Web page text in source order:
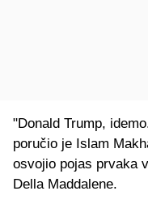
"Donald Trump,
poručio je Islam
osvojio pojas prvaka
Della Maddalene.